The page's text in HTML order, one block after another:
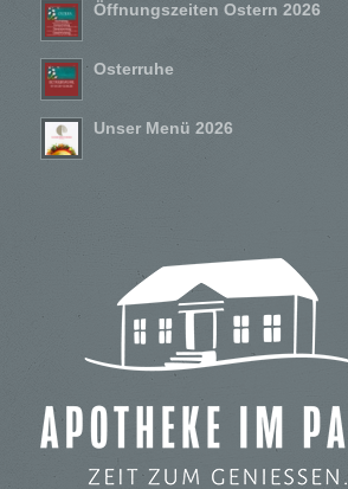
Öffnungszeiten Ostern 2026
Osterruhe
Unser Menü 2026